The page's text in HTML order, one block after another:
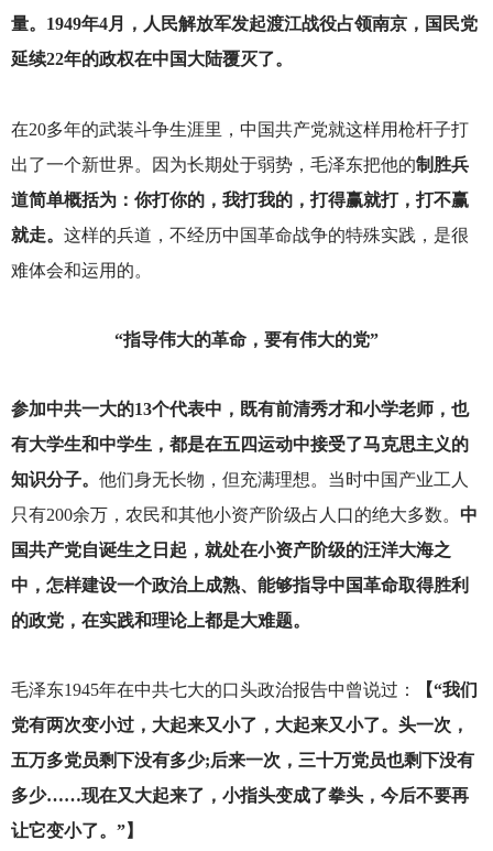
量。1949年4月，人民解放军发起渡江战役占领南京，国民党
延续22年的政权在中国大陆覆灭了。
在20多年的武装斗争生涯里，中国共产党就这样用枪杆子打
出了一个新世界。因为长期处于弱势，毛泽东把他的制胜兵
道简单概括为：你打你的，我打我的，打得赢就打，打不赢
就走。 这样的兵道，不经历中国革命战争的特殊实践，是很
难体会和运用的。
“指导伟大的革命，要有伟大的党”
参加中共一大的13个代表中，既有前清秀才和小学老师，也
有大学生和中学生，都是在五四运动中接受了马克思主义的
知识分子。 他们身无长物，但充满理想。当时中国产业工人
只有200余万，农民和其他小资产阶级占人口的绝大多数。 中
国共产党自诞生之日起，就处在小资产阶级的汪洋大海之
中，怎样建设一个政治上成熟、能够指导中国革命取得胜利
的政党，在实践和理论上都是大难题。
毛泽东1945年在中共七大的口头政治报告中曾说过：
【“我们
党有两次变小过，大起来又小了，大起来又小了。头一次，
五万多党员剩下没有多少;后来一次，三十万党员也剩下没有
多少……现在又大起来了，小指头变成了拳头，今后不要再
让它变小了。”】